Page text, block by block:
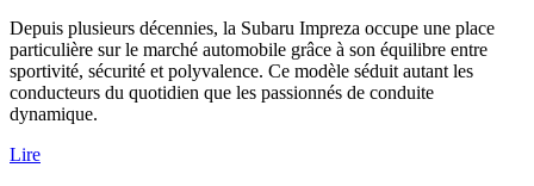
Depuis plusieurs décennies, la Subaru Impreza occupe une place
particulière sur le marché automobile grâce à son équilibre entre
sportivité, sécurité et polyvalence. Ce modèle séduit autant les
conducteurs du quotidien que les passionnés de conduite
dynamique.
Lire